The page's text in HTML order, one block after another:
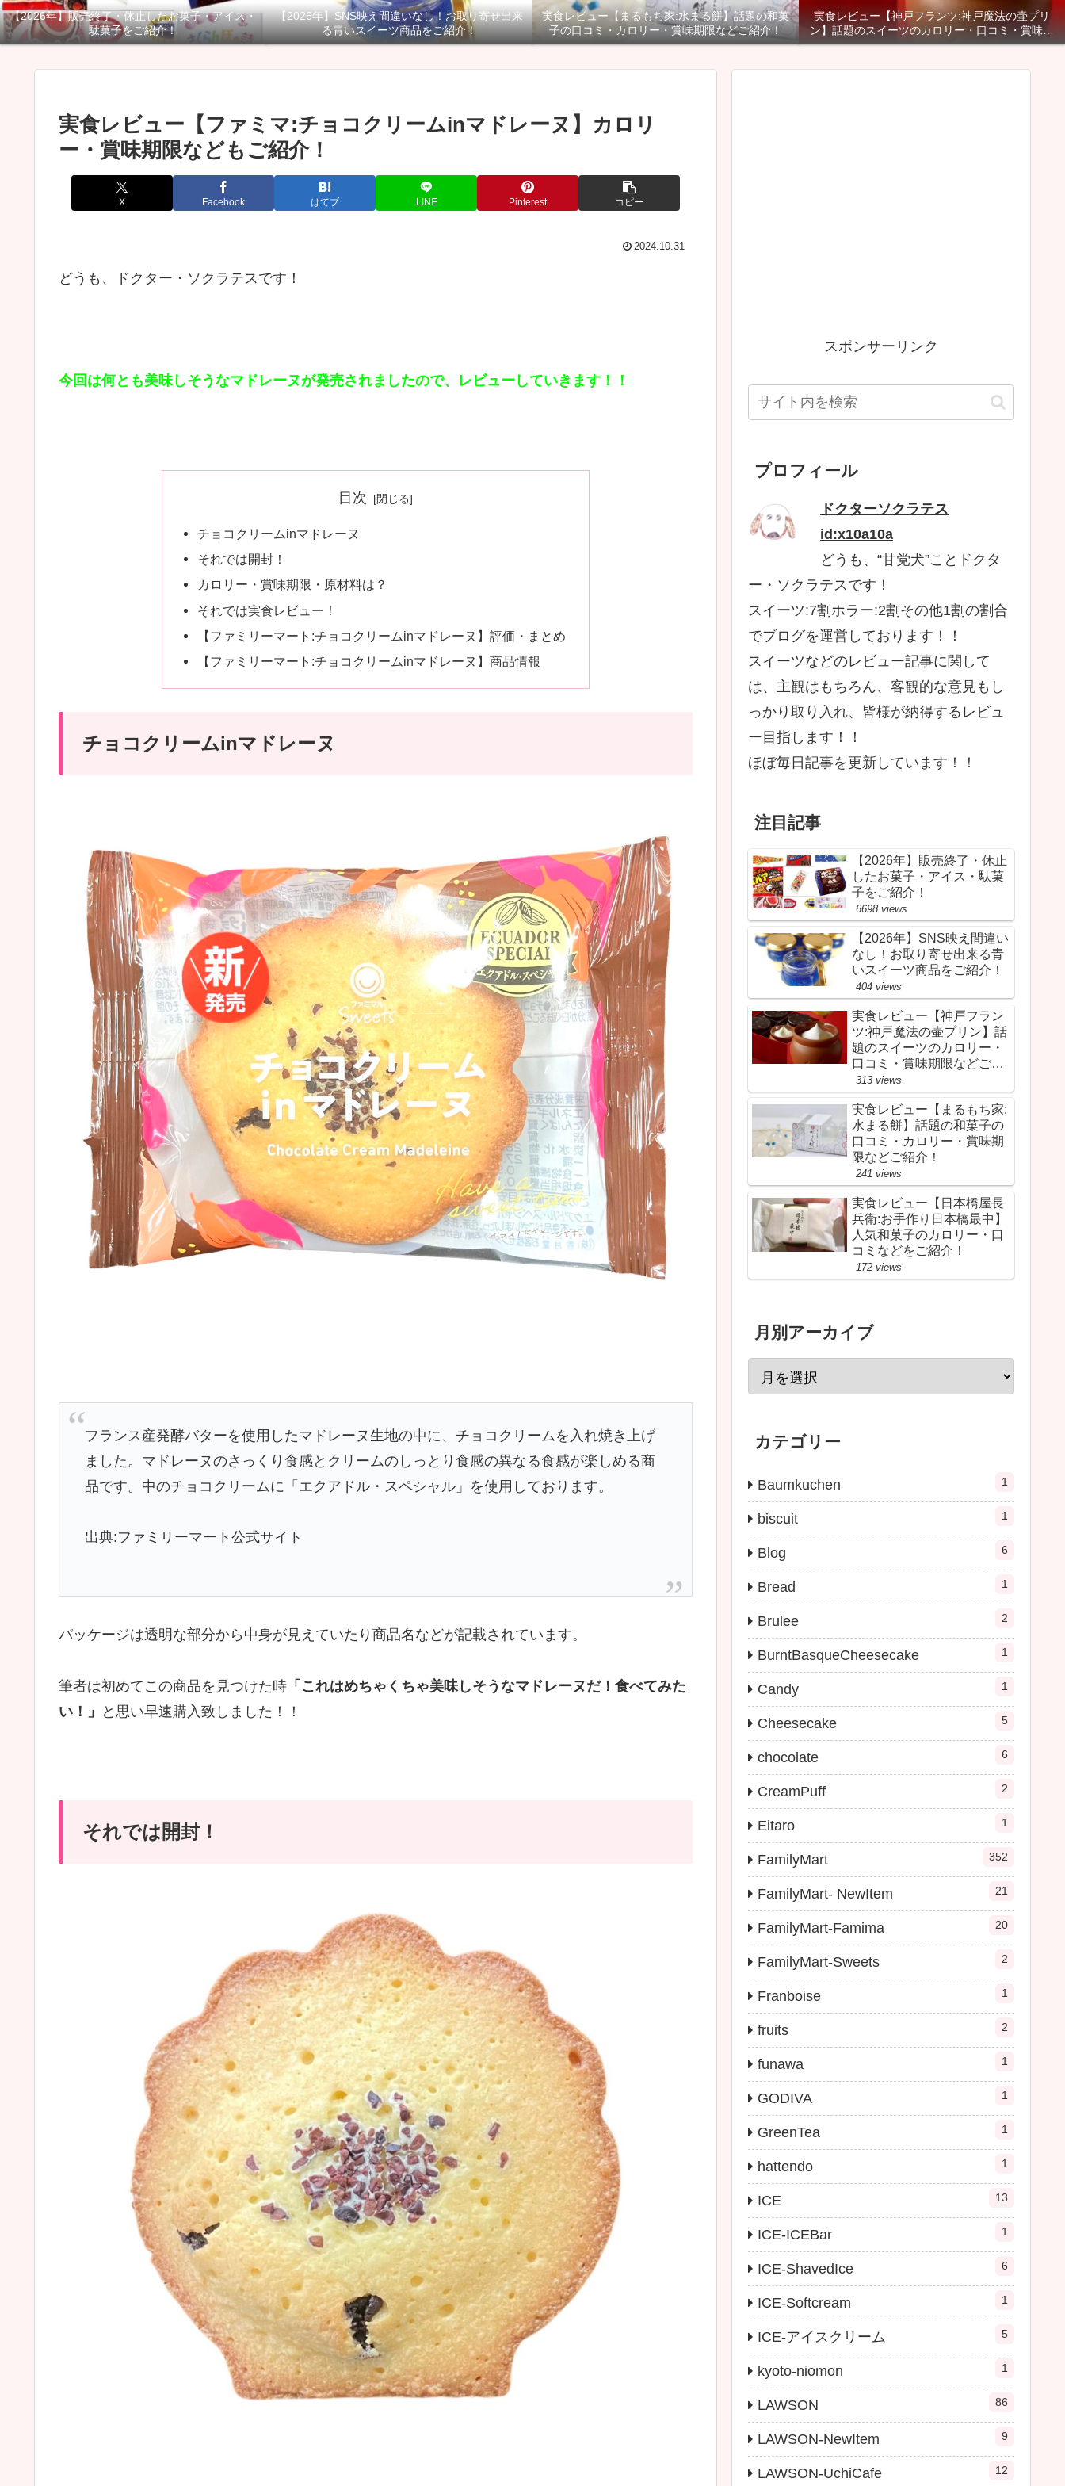
【2026年】販売終了・休止したお菓子・アイス・
駄菓子をご紹介！
【2026年】SNS映え間違いなし！お取り寄せ出来
る青いスイーツ商品をご紹介！
実食レビュー【まるもち家:水まる餅】話題の和菓
子の口コミ・カロリー・賞味期限などご紹介！
実食レビュー【神戸フランツ:神戸魔法の壷プリ
ン】話題のスイーツのカロリー・口コミ・賞味期
限などご紹介！
実食レビュー【ファミマ:チョコクリームinマドレーヌ】カロリ
ー・賞味期限などもご紹介！
X Facebook はてブ LINE Pinterest コピー
2024.10.31
どうも、ドクター・ソクラテスです！
今回は何とも美味しそうなマドレーヌが発売されましたので、レビューしていきます！！
目次
チョコクリームinマドレーヌ
それでは開封！
カロリー・賞味期限・原材料は？
それでは実食レビュー！
【ファミリーマート:チョコクリームinマドレーヌ】評価・まとめ
【ファミリーマート:チョコクリームinマドレーヌ】商品情報
チョコクリームinマドレーヌ
フランス産発酵バターを使用したマドレーヌ生地の中に、チョコクリームを入れ焼き上げ
ました。マドレーヌのさっくり食感とクリームのしっとり食感の異なる食感が楽しめる商
品です。中のチョコクリームに「エクアドル・スペシャル」を使用しております。
出典:ファミリーマート公式サイト
パッケージは透明な部分から中身が見えていたり商品名などが記載されています。
筆者は初めてこの商品を見つけた時 「これはめちゃくちゃ美味しそうなマドレーヌだ！食べてみた
い！」
と思い早速購入致しました！！
それでは開封！
スポンサーリンク
プロフィール
ドクターソクラテス
id:x10a10a
どうも、“甘党犬”ことドクタ
ー・ソクラテスです！
スイーツ:7割ホラー:2割その他1割の割合
でブログを運営しております！！
スイーツなどのレビュー記事に関して
は、主観はもちろん、客観的な意見もし
っかり取り入れ、皆様が納得するレビュ
ー目指します！！
ほぼ毎日記事を更新しています！！
注目記事
【2026年】販売終了・休止
したお菓子・アイス・駄菓
子をご紹介！
6698 views
【2026年】SNS映え間違い
なし！お取り寄せ出来る青
いスイーツ商品をご紹介！
404 views
実食レビュー【神戸フラン
ツ:神戸魔法の壷プリン】話
題のスイーツのカロリー・
口コミ・賞味期限などご紹
介！
313 views
実食レビュー【まるもち家:
水まる餅】話題の和菓子の
口コミ・カロリー・賞味期
限などご紹介！
241 views
実食レビュー【日本橋屋長
兵衛:お手作り日本橋最中】
人気和菓子のカロリー・口
コミなどをご紹介！
172 views
月別アーカイブ
カテゴリー
Baumkuchen 1
biscuit 1
Blog 6
Bread 1
Brulee 2
BurntBasqueCheesecake 1
Candy 1
Cheesecake 5
chocolate 6
CreamPuff 2
Eitaro 1
FamilyMart 352
FamilyMart- NewItem 21
FamilyMart-Famima 20
FamilyMart-Sweets 2
Franboise 1
fruits 2
funawa 1
GODIVA 1
GreenTea 1
hattendo 1
ICE 13
ICE-ICEBar 1
ICE-ShavedIce 6
ICE-Softcream 1
ICE-アイスクリーム 5
kyoto-niomon 1
LAWSON 86
LAWSON-NewItem 9
LAWSON-UchiCafe 12